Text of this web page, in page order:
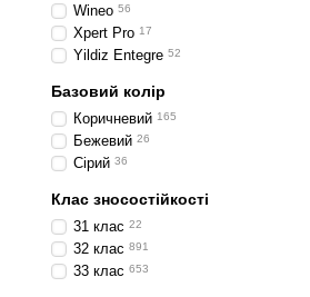
Wineo 56
Xpert Pro 17
Yildiz Entegre 52
Базовий колір
Коричневий 165
Бежевий 26
Сірий 36
Клас зносостійкості
31 клас 22
32 клас 891
33 клас 653